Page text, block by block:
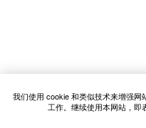
我们使用 cookie 和类似技术来增强
工作。继续使用本网站，即